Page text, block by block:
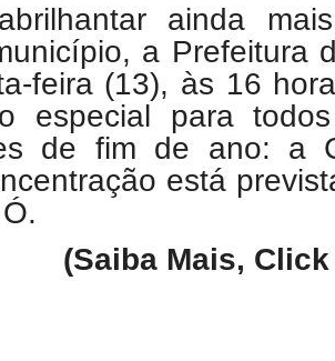
ainda
a Prefeitura
feira (13), às 16
especial para
de fim de ano: a
está
(Saiba Mais,